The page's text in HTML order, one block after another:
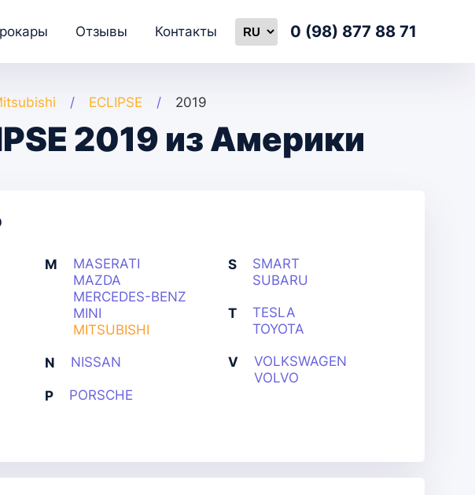
Отзывы Контакты 0 (98) 877 88 71
ECLIPSE 2019
2019 из Америки
M
MASERATI
MAZDA
MERCEDES-BENZ
MINI
MITSUBISHI
N NISSAN
P PORSCHE
S
SMART
SUBARU
T
TESLA
TOYOTA
V
VOLKSWAGEN
VOLVO